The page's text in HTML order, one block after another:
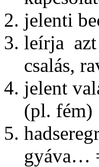
jelenti
leírja
csalás,
jelent
(pl. fém)
gyáva…